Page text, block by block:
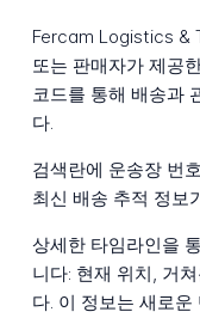
Fercam Logistics &
또는 판매자가 제공
코드를 통해 배송과
다.
검색란에 운송장 번
최신 배송 추적 정보
상세한 타임라인을
니다: 현재 위치, 거
다. 이 정보는 새로